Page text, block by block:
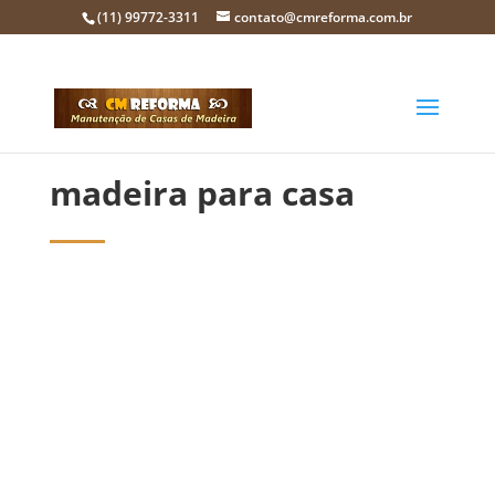
(11) 99772-3311 contato@cmreforma.com.br
madeira para casa